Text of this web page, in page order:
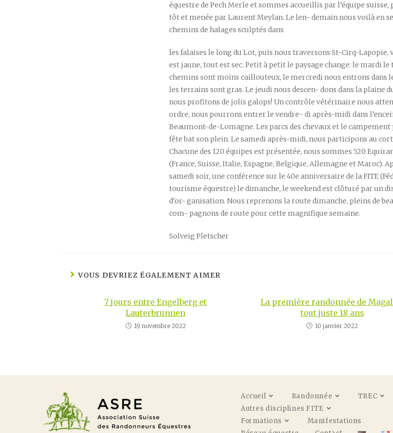
équestre de Pech Merle et sommes accueillis par l’équipe
tôt et menée par Laurent Meylan. Le len- demain nous voilà en
chemins de halages sculptés dans
les falaises le long du Lot, puis nous traversons St-Cirq-
est jaune, tout est sec. Petit à petit le paysage change: le mardi
chemins sont moins caillouteux, le mercredi nous entrons dans
les terrains sont gras. Le jeudi nous descen- dons dans la plaine
nous profitons de jolis galops! Un contrôle vétérinaire nous
ordre, nous pourrons entrer le vendre- di après-midi dans
Beaumont-de-Lomagne. Les parcs des chevaux et le
fête bat son plein. Le samedi après-midi, nous participons au
Chacune des 120 équipes est présentée, nous sommes 520
(France, Suisse, Italie, Espagne, Belgique, Allemagne et Maroc).
samedi soir, une conférence sur le 40e anniversaire de la FITE
tourisme équestre) le dimanche, le weekend est clôturé par un
d’or- ganisation. Nous reprenons la route dimanche, pleins de
com- pagnons de route pour cette magnifique semaine.
Solveig Pletscher
VOUS DEVRIEZ ÉGALEMENT AIMER
7 jours entre Engelberg et
Lauterbrunnen
19 novembre 2022
La première randonnée de
tout juste 18 ans
10 janvier 2022
Accueil Randonnée
TREC
Autres disciplines FITE
Formations
Manifestations